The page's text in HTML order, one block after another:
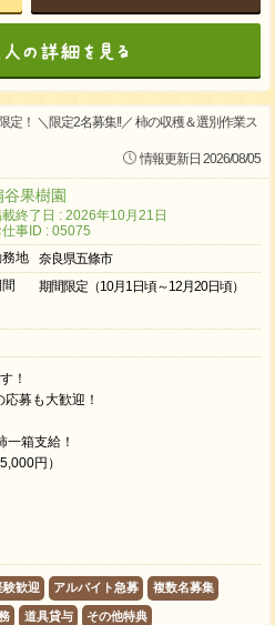
！ ＼限定2名募集!!／ 柿の収穫＆選別作業ス
情報更新日 2026/08/05
谷果樹園
載終了日 : 2026年10月21日
仕事ID : 05075
務地
奈良県五條市
期間限定（10月1日頃～12月20日頃）
！
募も大歓迎！
箱支給！
円）
験歓迎 アルバイト急募 複数名募集
道具貸与 その他特典